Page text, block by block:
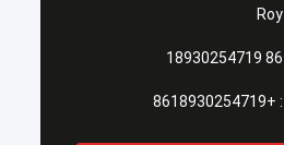
Roy
+8618930254719